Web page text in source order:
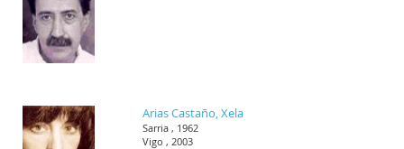
Arias Castaño, Xela
Sarria , 1962
Vigo , 2003